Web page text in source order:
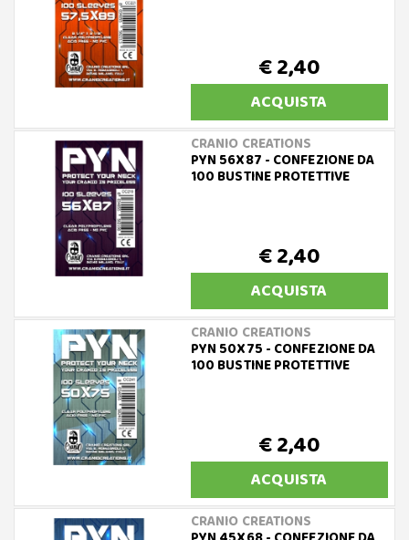
€ 2,40
ACQUISTA
CRANIO CREATIONS
PYN 56X87 - CONFEZIONE DA
100 BUSTINE PROTETTIVE
€ 2,40
ACQUISTA
CRANIO CREATIONS
PYN 50X75 - CONFEZIONE DA
100 BUSTINE PROTETTIVE
€ 2,40
ACQUISTA
CRANIO CREATIONS